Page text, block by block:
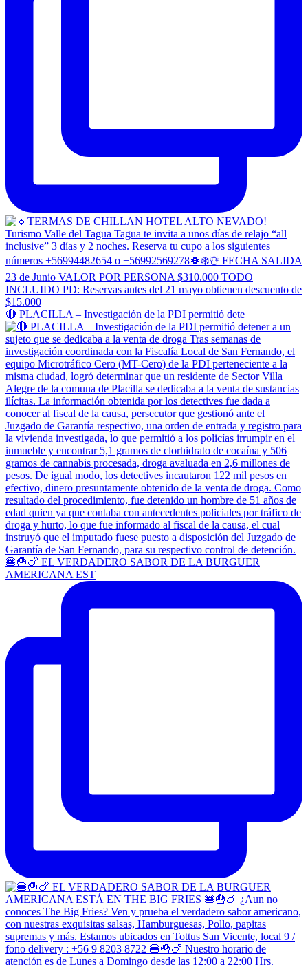
🔴 PLACILLA – Investigación de la PDI permitió dete
🍔🍟🍗 EL VERDADERO SABOR DE LA BURGUER
AMERICANA EST